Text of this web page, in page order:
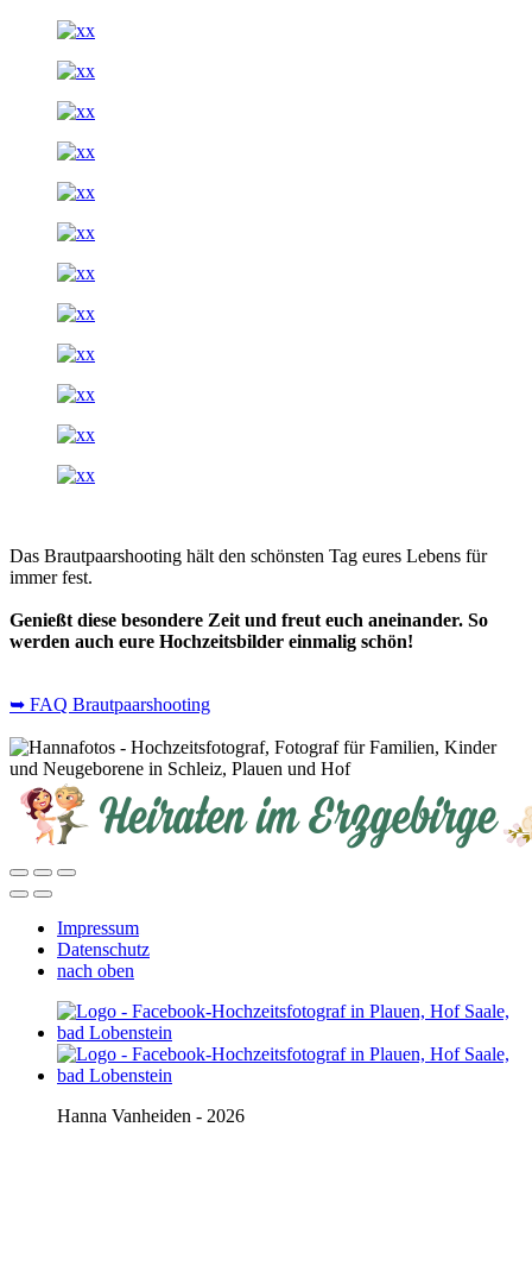
Das Brautpaarshooting hält den schönsten Tag eures Lebens für
immer fest.
Genießt diese besondere Zeit und freut euch aneinander. So
werden auch eure Hochzeitsbilder einmalig schön!
➥ FAQ Brautpaarshooting
Impressum
Datenschutz
nach oben
Hanna Vanheiden - 2026